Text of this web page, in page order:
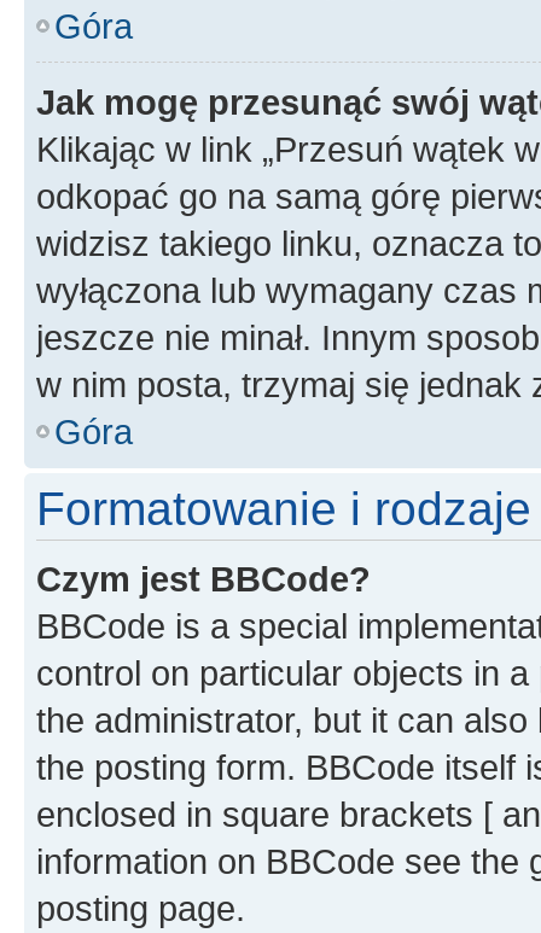
Góra
Jak mogę przesunąć swój
Klikając w link „Przesuń wątek
odkopać go na samą górę
widzisz takiego linku, oznacza
wyłączona lub wymagany czas
jeszcze nie minał. Innym
w nim posta, trzymaj się jednak
Góra
Formatowanie i
Czym jest BBCode?
BBCode is a special
control on particular objects in
the administrator, but it can
the posting form. BBCode itself
enclosed in square brackets [
information on BBCode see
posting page.